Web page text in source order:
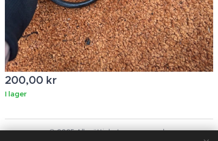
200,00 kr
I lager
© 2025 Alla rättigheter reserverade